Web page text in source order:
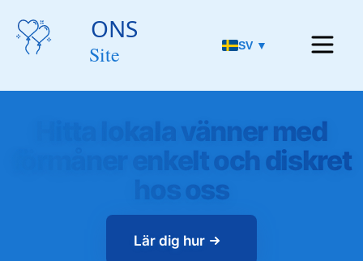
SV ▼
Hitta lokala vänner med
förmåner enkelt och diskret
hos oss
Lär dig hur